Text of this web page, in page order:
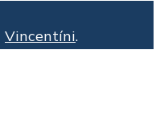
Vincentíni.